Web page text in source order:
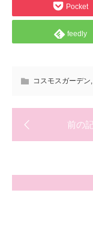
Pocket
feedly
コスモスガーデン,